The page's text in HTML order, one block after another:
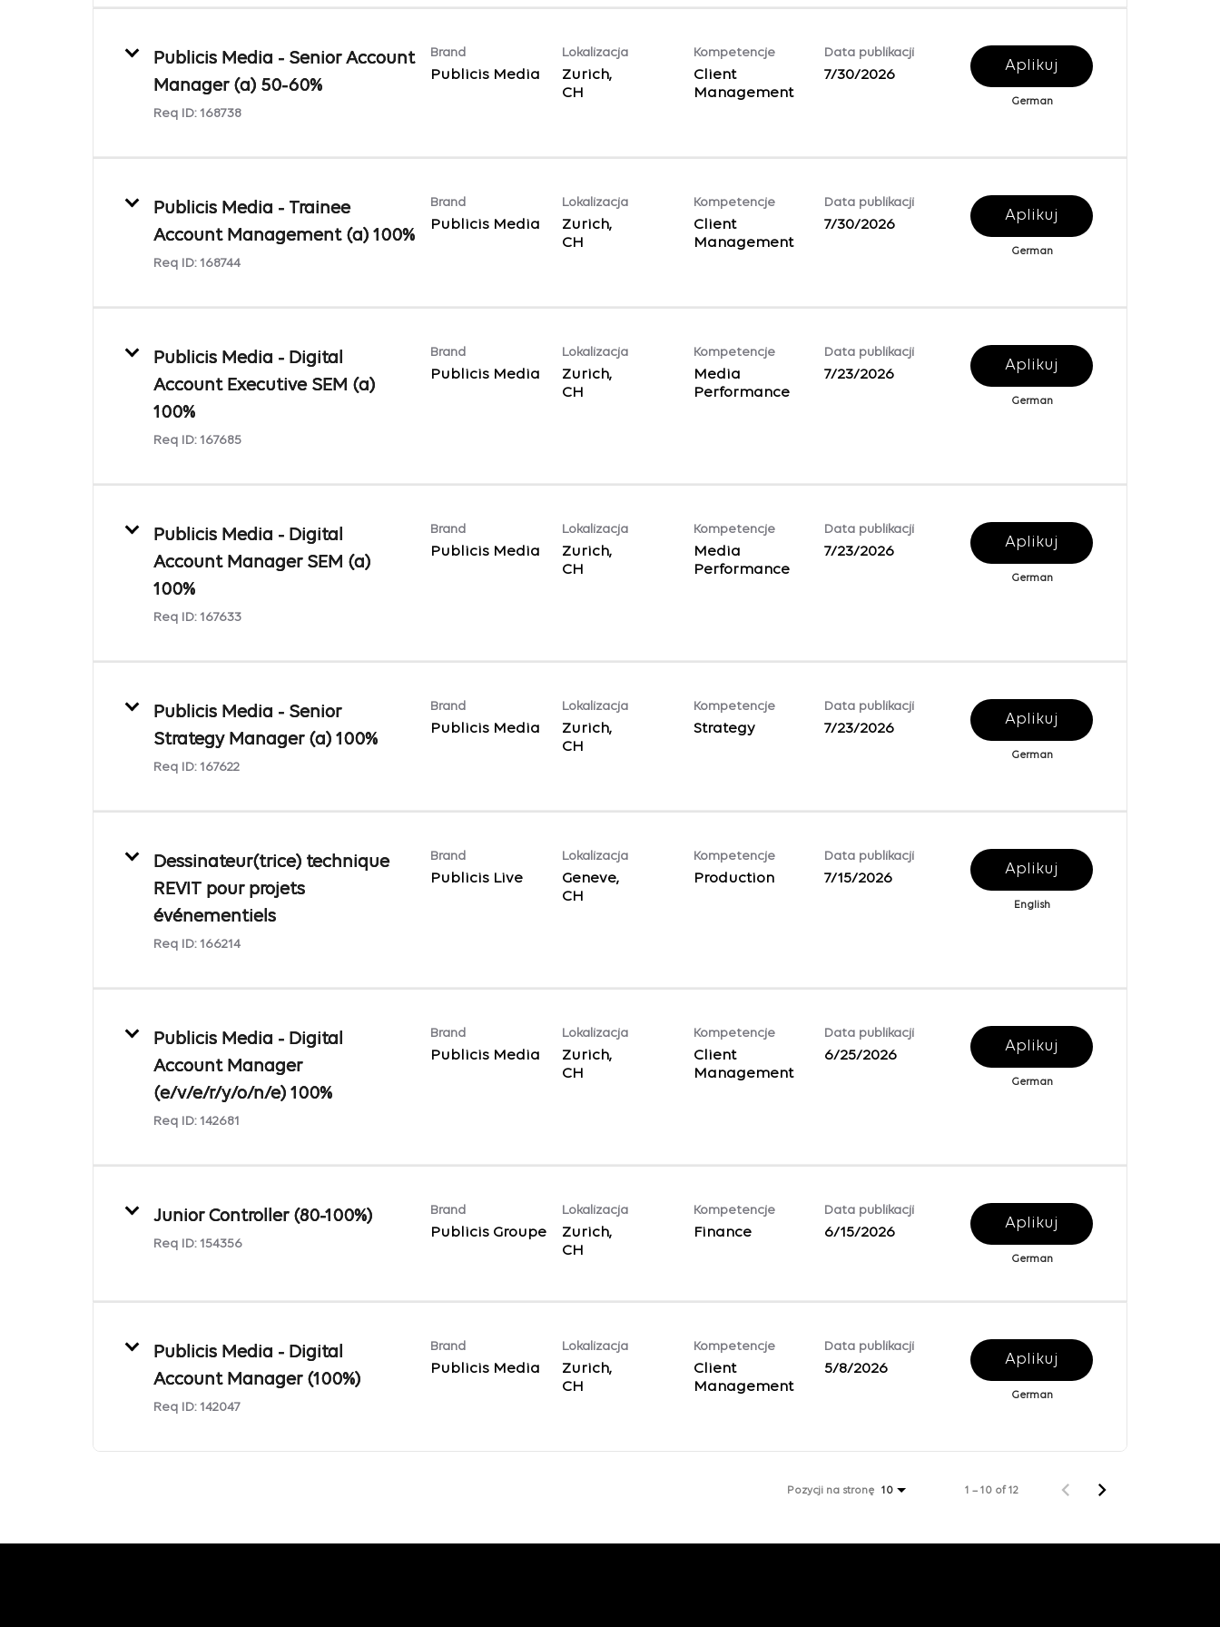
Publicis Media - Senior Account
Manager (a) 50-60%
Req ID: 168738
Brand
Publicis Media
Lokalizacja
Zurich,
Kompetencje
Client
Management
Data publikacji
7/30/2026
Aplikuj
German
Publicis Media - Trainee
Account Management (a) 100%
Req ID: 168744
Brand
Publicis Media
Lokalizacja
Zurich,
Kompetencje
Client
Management
Data publikacji
7/30/2026
Aplikuj
German
Publicis Media - Digital
Account Executive SEM (a)
100%
Req ID: 167685
Brand
Publicis Media
Lokalizacja
Zurich,
Kompetencje
Media
Performance
Data publikacji
7/23/2026
Aplikuj
German
Publicis Media - Digital
Account Manager SEM (a)
100%
Req ID: 167633
Brand
Publicis Media
Lokalizacja
Zurich,
Kompetencje
Media
Performance
Data publikacji
7/23/2026
Aplikuj
German
Publicis Media - Senior
Strategy Manager (a) 100%
Req ID: 167622
Brand
Publicis Media
Lokalizacja
Zurich,
Kompetencje
Strategy
Data publikacji
7/23/2026
Aplikuj
German
Dessinateur(trice) technique
REVIT pour projets
événementiels
Req ID: 166214
Brand
Publicis Live
Lokalizacja
Geneve,
Kompetencje
Production
Data publikacji
7/15/2026
Aplikuj
English
Publicis Media - Digital
Account Manager
(e/v/e/r/y/o/n/e) 100%
Req ID: 142681
Brand
Publicis Media
Lokalizacja
Zurich,
Kompetencje
Client
Management
Data publikacji
6/25/2026
Aplikuj
German
Junior Controller (80-100%)
Req ID: 154356
Brand
Publicis Groupe
Lokalizacja
Zurich,
Kompetencje
Finance
Data publikacji
6/15/2026
Aplikuj
German
Publicis Media - Digital
Account Manager (100%)
Req ID: 142047
Brand
Publicis Media
Lokalizacja
Zurich,
Kompetencje
Client
Management
Data publikacji
5/8/2026
Aplikuj
German
Pozycji na stronę 10 1 – 10 of 12